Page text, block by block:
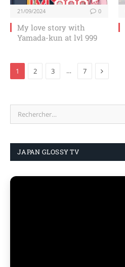
21/09/2024 0
My love story with
Yamada-kun at lvl 999
1 2 3 … 7 Next
JAPAN GLOSSY TV